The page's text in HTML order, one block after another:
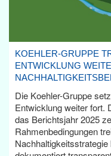
KOEHLER-GRUPPE
ENTWICKLUNG
Die Koehler-Gruppe
Entwicklung weiter fort.
das Berichtsjahr 2025
Rahmenbedingungen